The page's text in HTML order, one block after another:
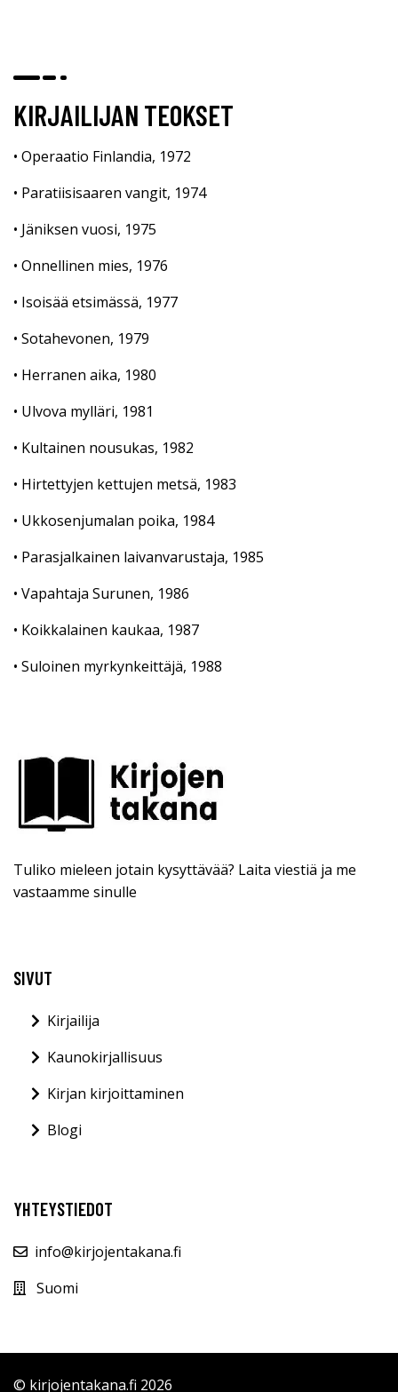
KIRJAILIJAN TEOKSET
• Operaatio Finlandia, 1972
• Paratiisisaaren vangit, 1974
• Jäniksen vuosi, 1975
• Onnellinen mies, 1976
• Isoisää etsimässä, 1977
• Sotahevonen, 1979
• Herranen aika, 1980
• Ulvova mylläri, 1981
• Kultainen nousukas, 1982
• Hirtettyjen kettujen metsä, 1983
• Ukkosenjumalan poika, 1984
• Parasjalkainen laivanvarustaja, 1985
• Vapahtaja Surunen, 1986
• Koikkalainen kaukaa, 1987
• Suloinen myrkynkeittäjä, 1988
Tuliko mieleen jotain kysyttävää? Laita viestiä ja me
vastaamme sinulle
SIVUT
Kirjailija
Kaunokirjallisuus
Kirjan kirjoittaminen
Blogi
YHTEYSTIEDOT
info@kirjojentakana.fi
Suomi
© kirjojentakana.fi 2026